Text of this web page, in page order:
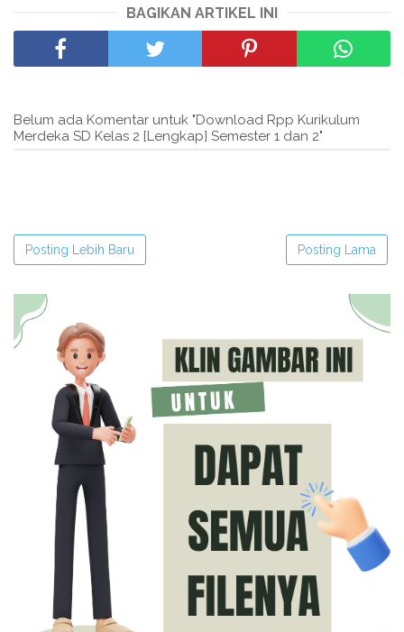
BAGIKAN ARTIKEL INI
Belum ada Komentar untuk "Download Rpp Kurikulum
Merdeka SD Kelas 2 [Lengkap] Semester 1 dan 2"
Posting Lebih Baru Posting Lama